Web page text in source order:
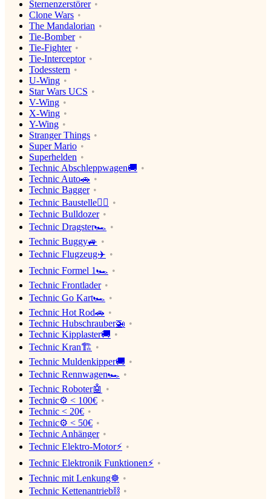
Sternenzerstörer
Clone Wars
The Mandalorian
Tie-Bomber
Tie-Fighter
Tie-Interceptor
Todesstern
U-Wing
Star Wars UCS
V-Wing
X-Wing
Y-Wing
Stranger Things
Super Mario
Superhelden
Technic Abschleppwagen🚚
Technic Auto🚗
Technic Bagger
Technic Baustelle👷‍♂️
Technic Bulldozer
Technic Dragster🏎
Technic Buggy🚙
Technic Flugzeug✈️
Technic Formel 1🏎
Technic Frontlader
Technic Go Kart🏎
Technic Hot Rod🚗
Technic Hubschrauber🚁
Technic Kipplaster🚚
Technic Kran🏗
Technic Muldenkipper🚚
Technic Rennwagen🏎
Technic Roboter🤖
Technic⚙️ < 100€
Technic < 20€
Technic⚙️ < 50€
Technic Anhänger
Technic Elektro-Motor⚡️
Technic Elektronik Funktionen⚡️
Technic mit Lenkung☸️
Technic Kettenantrieb⛓